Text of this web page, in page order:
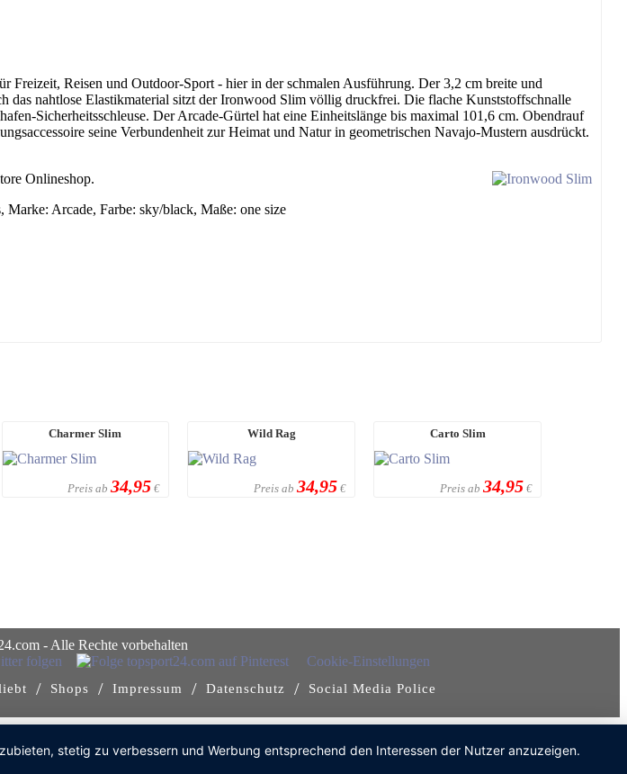
Reisen und Outdoor-Sport - hier in der schmalen Ausführung. Der 3,2 cm breite und
nahtlose Elastikmaterial sitzt der Ironwood Slim völlig druckfrei. Die flache Kunststoffschnalle
Sicherheitsschleuse. Der Arcade-Gürtel hat eine Einheitslänge bis maximal 101,6 cm. Obendrauf
seine Verbundenheit zur Heimat und Natur in geometrischen Navajo-Mustern ausdrückt.
Onlineshop.
Marke: Arcade, Farbe: sky/black, Maße: one size
Charmer Slim
Preis ab 34,95 €
Wild Rag
Preis ab 34,95 €
Carto Slim
Preis ab 34,95 €
- Alle Rechte vorbehalten
Cookie-Einstellungen
/ Shops / Impressum / Datenschutz / Social Media Police
stetig zu verbessern und Werbung entsprechend den Interessen der Nutzer anzuzeigen.